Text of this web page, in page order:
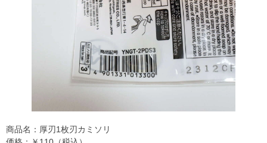
商品名：厚刃1枚刃カミソリ